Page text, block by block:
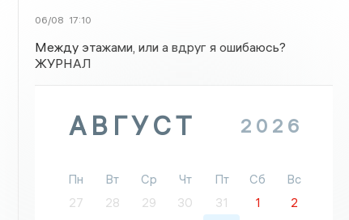
06/08 17:10
Между этажами, или а вдруг я ошибаюсь?
ЖУРНАЛ
АВГУСТ 2026
Пн Вт Ср Чт Пт Сб
Вс
27
28 29 30 31 1
2